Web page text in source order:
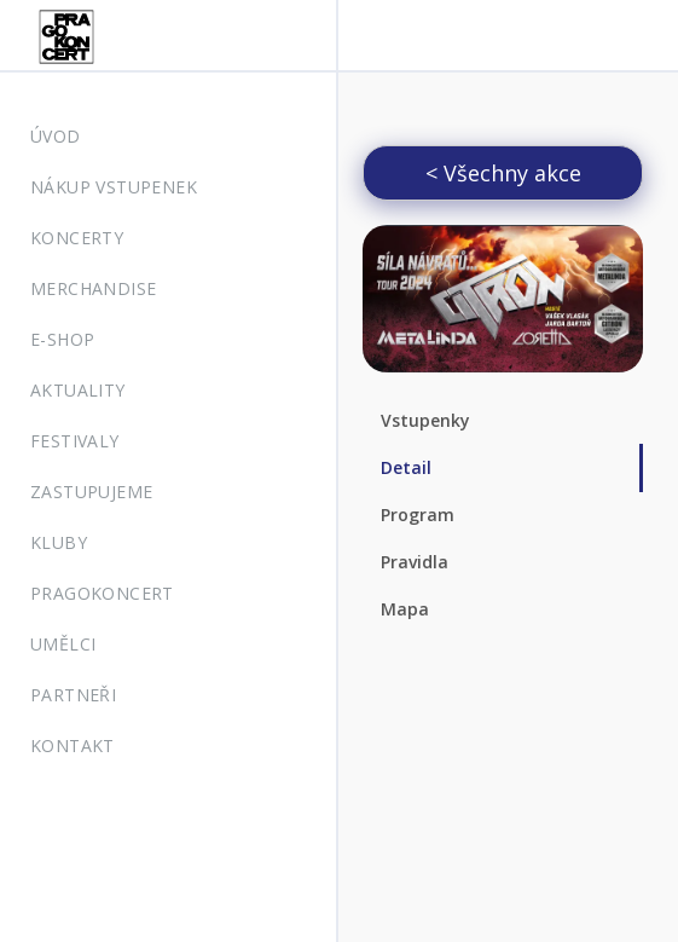
ÚVOD
NÁKUP VSTUPENEK
KONCERTY
MERCHANDISE
E-SHOP
AKTUALITY
FESTIVALY
ZASTUPUJEME
KLUBY
PRAGOKONCERT
UMĚLCI
PARTNEŘI
KONTAKT
< Všechny akce
Vstupenky
Detail
Program
Pravidla
Mapa